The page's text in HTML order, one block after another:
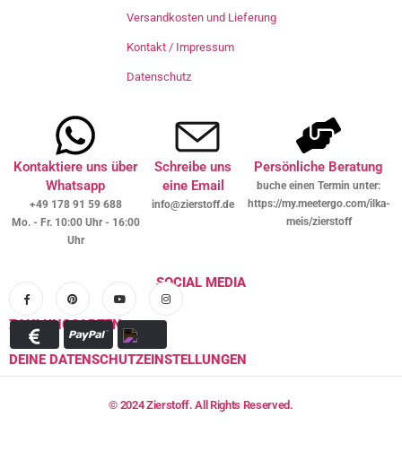
Versandkosten und Lieferung
Kontakt / Impressum
Datenschutz
Kontaktiere uns über
Whatsapp
+49 178 91 59 688
Mo. - Fr. 10:00 Uhr - 16:00
Uhr
Schreibe uns
eine Email
info@zierstoff.de
Persönliche Beratung
buche einen Termin unter:
https://my.meetergo.com/ilka-
meis/zierstoff
SOCIAL MEDIA
ZAHLUNGSARTEN
DEINE DATENSCHUTZEINSTELLUNGEN
© 2024 Zierstoff. All Rights Reserved.